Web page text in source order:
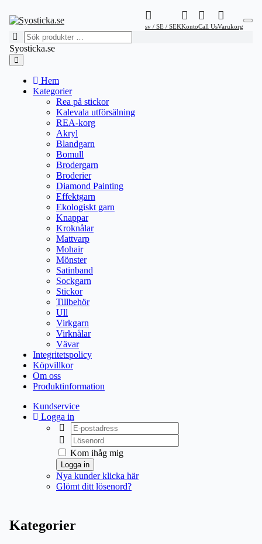
sv / SE / SEKKontoCall UsVarukorg
Syosticka.se
Hem
Kategorier
Rea på stickor
Kalevala utförsälning
REA-korg
Akryl
Blandgarn
Bomull
Brodergarn
Broderier
Diamond Painting
Effektgarn
Ekologiskt garn
Knappar
Kroknålar
Mattvarp
Mohair
Mönster
Satinband
Sockgarn
Stickor
Tillbehör
Ull
Virkgarn
Virknålar
Vävar
Integritetspolicy
Köpvillkor
Om oss
Produktinformation
Kundservice
Logga in
Kom ihåg mig
Logga in
Nya kunder klicka här
Glömt ditt lösenord?
Kategorier